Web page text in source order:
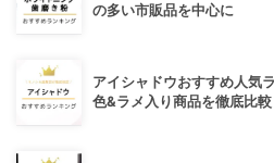
の多い市販品を中心に
アイシャドウおすすめ人気
色&ラメ入り商品を徹底比較